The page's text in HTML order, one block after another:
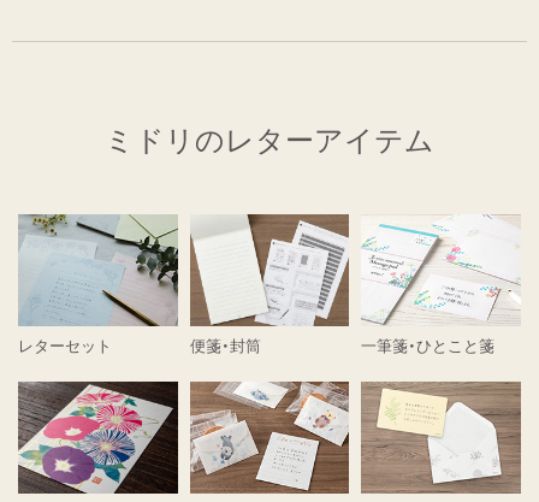
ミドリのレターアイテム
レターセット 便箋・封筒 一筆箋・ひとこと箋